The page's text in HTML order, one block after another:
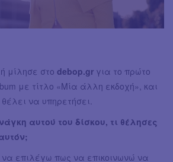
μίλησε στο debop.gr για το πρώτο
με τίτλο «Μία άλλη εκδοχή», και
θέλει να υπηρετήσει.
αυτού του δίσκου, τι θέλησες
επιλέγω πως να επικοινωνώ να